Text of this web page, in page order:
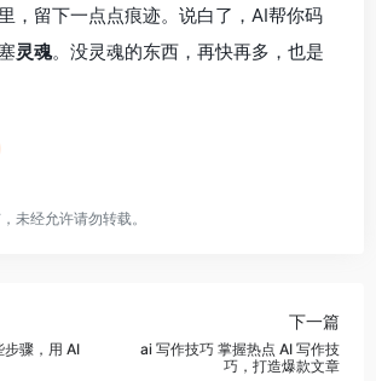
，留下一点点痕迹。说白了，AI帮你码
灵魂。没灵魂的东西，再快再多，也是
未经允许请勿转载。
步骤，用 AI
下一篇
ai 写作技巧 掌握热点 AI 写作技
巧，打造爆款文章